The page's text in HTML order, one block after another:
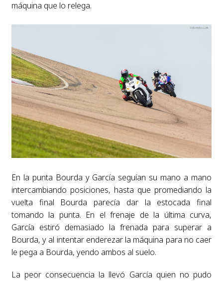
máquina que lo relega.
En la punta Bourda y García seguían su mano a mano
intercambiando posiciones, hasta que promediando la
vuelta final Bourda parecía dar la estocada final
tomando la punta. En el frenaje de la última curva,
García estiró demasiado la frenada para superar a
Bourda, y al intentar enderezar la máquina para no caer
le pega a Bourda, yendo ambos al suelo.
La peor consecuencia la llevó García quien no pudo